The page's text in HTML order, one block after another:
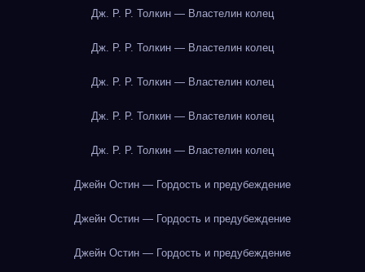
Дж. Р. Р. Толкин — Властелин колец
Дж. Р. Р. Толкин — Властелин колец
Дж. Р. Р. Толкин — Властелин колец
Дж. Р. Р. Толкин — Властелин колец
Дж. Р. Р. Толкин — Властелин колец
Джейн Остин — Гордость и предубеждение
Джейн Остин — Гордость и предубеждение
Джейн Остин — Гордость и предубеждение